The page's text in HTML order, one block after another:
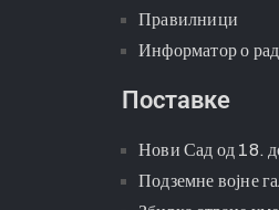
Правилници
Информатор о
Поставке
Нови Сад од 18.
Подземне војне